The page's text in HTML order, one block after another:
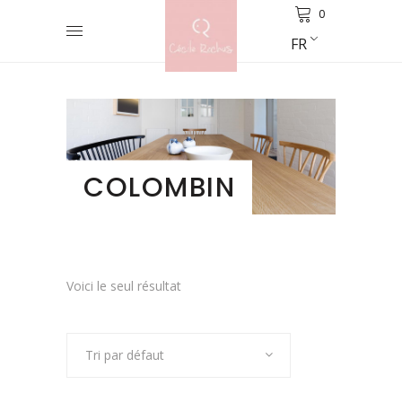
0
FR
COLOMBIN
Voici le seul résultat
Tri par défaut